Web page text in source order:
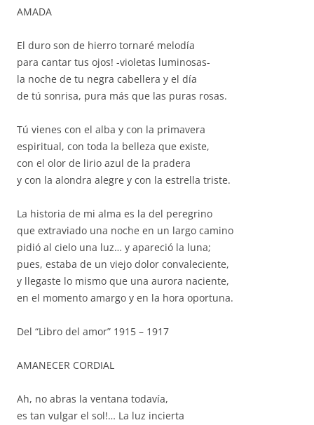
AMADA
El duro son de hierro tornaré melodía
para cantar tus ojos! -violetas luminosas-
la noche de tu negra cabellera y el día
de tú sonrisa, pura más que las puras rosas.
Tú vienes con el alba y con la primavera
espiritual, con toda la belleza que existe,
con el olor de lirio azul de la pradera
y con la alondra alegre y con la estrella triste.
La historia de mi alma es la del peregrino
que extraviado una noche en un largo camino
pidió al cielo una luz… y apareció la luna;
pues, estaba de un viejo dolor convaleciente,
y llegaste lo mismo que una aurora naciente,
en el momento amargo y en la hora oportuna.
Del “Libro del amor” 1915 – 1917
AMANECER CORDIAL
Ah, no abras la ventana todavía,
es tan vulgar el sol!… La luz incierta